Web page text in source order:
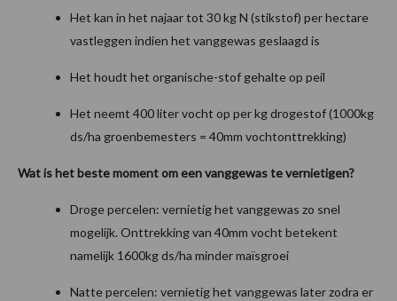
Het kan in het najaar tot 30 kg N (stikstof) per hectare
vastleggen indien het vanggewas geslaagd is
Het houdt het organische-stof gehalte op peil
Het neemt 400 liter vocht op per kg drogestof (1000kg
ds/ha groenbemesters = 40mm vochtonttrekking)
Wat is het beste moment om een vanggewas te vernietigen?
Droge percelen: vernietig het vanggewas zo snel
mogelijk. Onttrekking van 40mm vocht betekent
namelijk 1600kg ds/ha minder maïsgroei
Natte percelen: vernietig het vanggewas later zodra er